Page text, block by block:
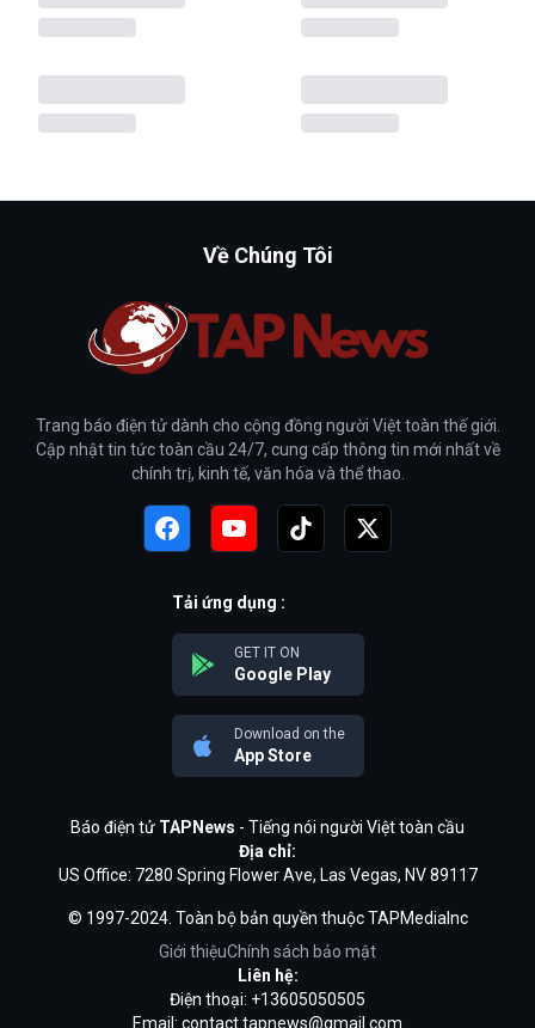
Về Chúng Tôi
Trang báo điện tử dành cho cộng đồng người Việt toàn thế giới.
Cập nhật tin tức toàn cầu 24/7, cung cấp thông tin mới nhất về
chính trị, kinh tế, văn hóa và thể thao.
Tải ứng dụng :
GET IT ON
Google Play
Download on the
App Store
Báo điện tử TAPNews - Tiếng nói người Việt toàn cầu
Địa chỉ:
US Office: 7280 Spring Flower Ave, Las Vegas, NV 89117
© 1997-2024. Toàn bộ bản quyền thuộc TAPMediaInc
Giới thiệuChính sách bảo mật
Liên hệ:
Điện thoại: +13605050505
Email: contact.tapnews@gmail.com